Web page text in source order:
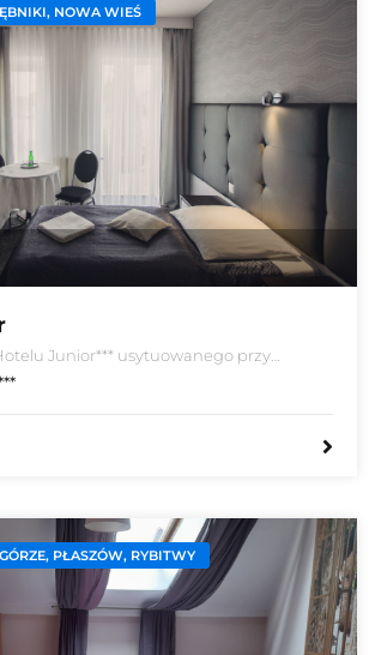
NOWA WIEŚ
Junior*** usytuowanego przy
A4 Kraków-Katowice. Położony w
Parku Krajobrazowego, otoczony
ciszę i spokój.
PŁASZÓW, RYBITWY